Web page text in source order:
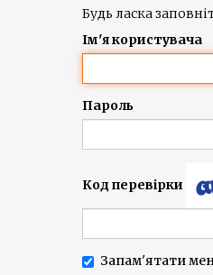
Будь ласка
Ім'я користувача
Пароль
Код перевірки
Запам'ятати